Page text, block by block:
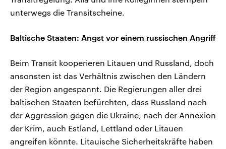
unterwegs die Transitscheine.
Baltische Staaten: Angst vor einem russischen Angriff
Beim Transit kooperieren Litauen und Russland, doch
ansonsten ist das Verhältnis zwischen den Ländern
der Region angespannt. Die Regierungen aller drei
baltischen Staaten befürchten, dass Russland nach
der Aggression gegen die Ukraine, nach der Annexion
der Krim, auch Estland, Lettland oder Litauen
angreifen könnte. Litauische Sicherheitskräfte haben